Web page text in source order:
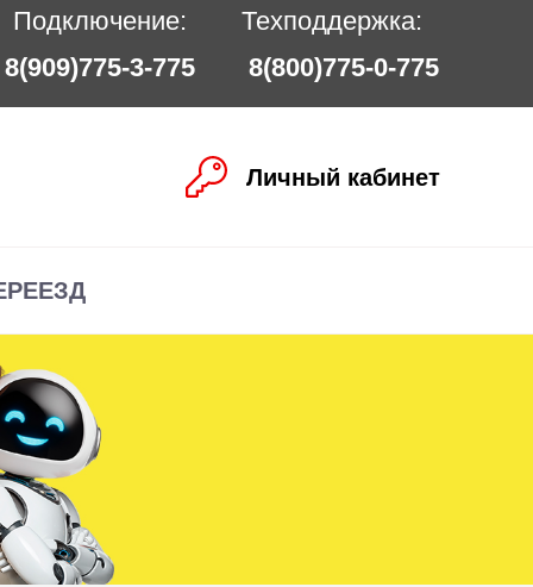
Подключение:
8(909)775-3-775
Техподдержка:
8(800)775-0-775
Личный кабинет